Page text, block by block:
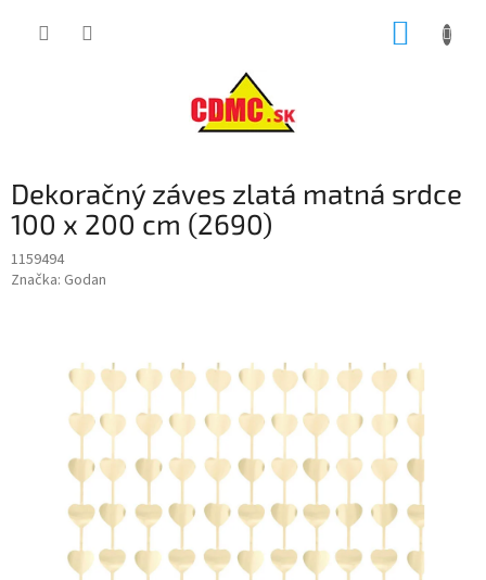
Dekoračný záves zlatá matná srdce
100 x 200 cm (2690)
1159494
Značka: Godan